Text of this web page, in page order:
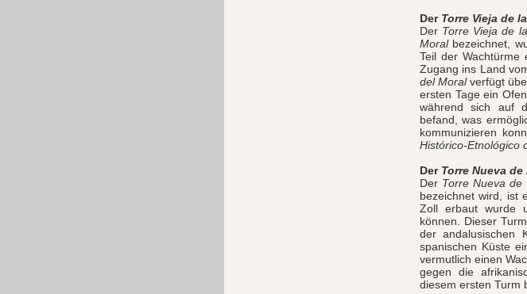
Der Torre Vieja de
Der Torre Vieja de
Moralbezeichnet,
Teil der Wachtürme
Zugang ins Land
del Moralverfügt
ersten Tage ein
während sich auf
befand, was
kommunizieren
Histórico-Etnológico
Der Torre Nueva
Der Torre Nueva
bezeichnet wird, ist
Zoll erbaut wurde
können. Dieser
der andalusischen
spanischen Küste
vermutlich einen
gegen die
diesem ersten Turm